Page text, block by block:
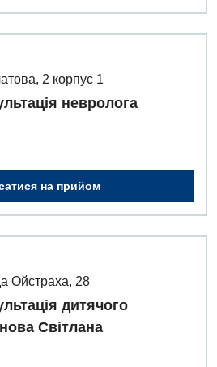
2 корпус 1
невролога
на прийом
Ойстраха, 28
дитячого
Світлана